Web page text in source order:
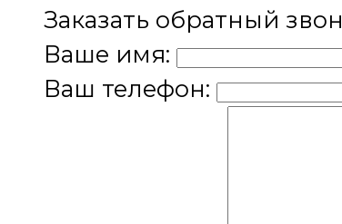
Заказать обратный
Ваше имя:
Ваш телефон: